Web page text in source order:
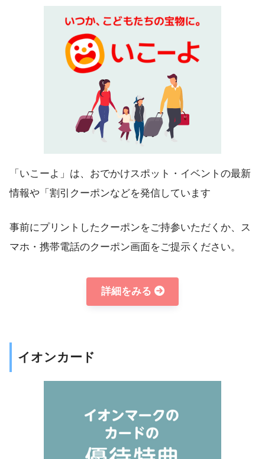
「いこーよ」は、おでかけスポット・イベントの最新
情報や「割引クーポンなどを発信しています
事前にプリントしたクーポンをご持参いただくか、ス
マホ・携帯電話のクーポン画面をご提示ください。
詳細をみる
イオンカード